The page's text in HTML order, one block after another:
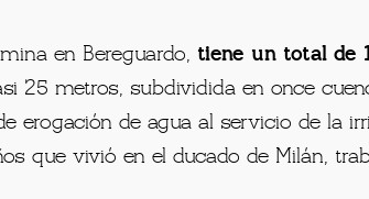
izquierda del Río Ticino. Este
de Abbiategrassoy Bereguardo, que a